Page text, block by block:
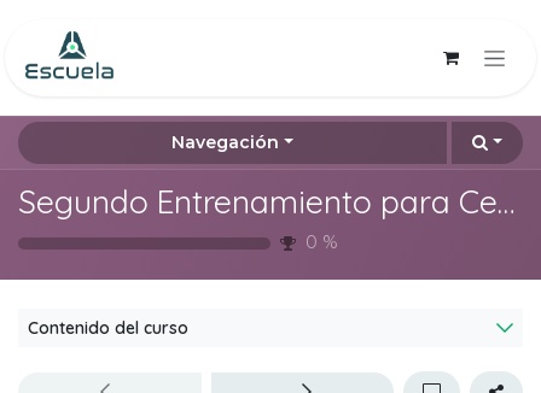
Navegación
Segundo Entrenamiento para Certificación Odoo 16 en español
0 %
Contenido del curso